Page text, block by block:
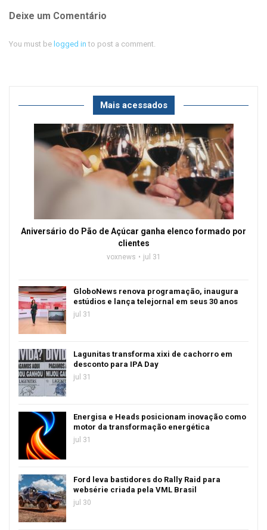
Deixe um Comentário
You must be logged in to post a comment.
Mais acessados
Aniversário do Pão de Açúcar ganha elenco formado por
clientes
voxnews jul 31
GloboNews renova programação, inaugura
estúdios e lança telejornal em seus 30 anos
jul 31
Lagunitas transforma xixi de cachorro em
desconto para IPA Day
jul 31
Energisa e Heads posicionam inovação como
motor da transformação energética
jul 31
Ford leva bastidores do Rally Raid para
websérie criada pela VML Brasil
jul 30